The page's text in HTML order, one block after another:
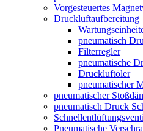
Vorgesteuertes
Druckluftaufbereitung
pneumatisch
Filterregler
pneumatische
Druckluftöler
pneumatischer
pneumatischer
pneumatisch Druck
Pneumatische